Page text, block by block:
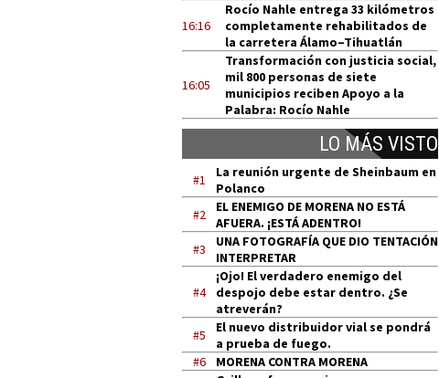
16:16
Rocío Nahle entrega 33 kilómetros
completamente rehabilitados de
la carretera Álamo–Tihuatlán
16:05
Transformación con justicia social,
mil 800 personas de siete
municipios reciben Apoyo a la
Palabra: Rocío Nahle
LO MÁS VISTO
#1
La reunión urgente de Sheinbaum en
Polanco
#2
EL ENEMIGO DE MORENA NO ESTÁ
AFUERA. ¡ESTÁ ADENTRO!
#3
UNA FOTOGRAFÍA QUE DIO TENTACIÓN
INTERPRETAR
#4
¡Ojo! El verdadero enemigo del
despojo debe estar dentro. ¿Se
atreverán?
#5
El nuevo distribuidor vial se pondrá
a prueba de fuego.
#6
MORENA CONTRA MORENA